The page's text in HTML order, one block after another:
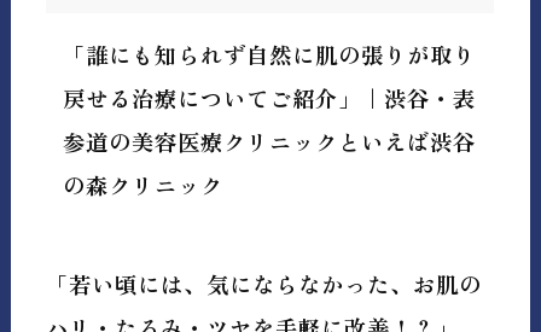
「誰にも知られず自然に肌の張りが取り
戻せる治療についてご紹介」｜渋谷・表
参道の美容医療クリニックといえば渋谷
の森クリニック
「若い頃には、気にならなかった、お肌の